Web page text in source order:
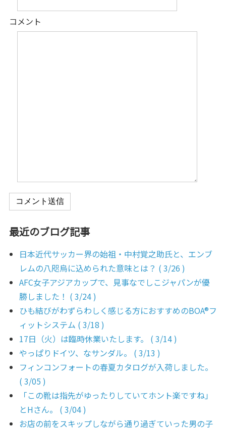
コメント
コメント送信
最近のブログ記事
日本近代サッカー界の始祖・中村覚之助氏と、エンブ
レムの八咫烏に込められた意味とは？ ( 3/26 )
AFC女子アジアカップで、見事なでしこジャパンが優
勝しました！ ( 3/24 )
ひも結びがわずらわしく感じる方におすすめのBOA®フ
ィットシステム ( 3/18 )
17日（火）は臨時休業いたします。 ( 3/14 )
やっぱりドイツ、なサンダル。 ( 3/13 )
フィンコンフォートの春夏カタログが入荷しました。
( 3/05 )
「この靴は指先がゆったりしていてホント楽ですね」
とHさん。 ( 3/04 )
お店の前をスキップしながら通り過ぎていった男の子